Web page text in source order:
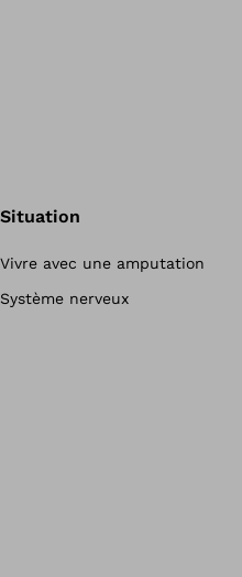
Situation
Vivre avec une amputation
Système nerveux